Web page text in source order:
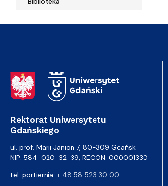
Adres Rektoratu
Rektorat Uniwersytetu
Gdańskiego
ul. prof. Marii Janion 7, 80-309 Gdańsk
NIP: 584-020-32-39, REGON: 000001330
tel. portiernia: + 48 58 523 30 00